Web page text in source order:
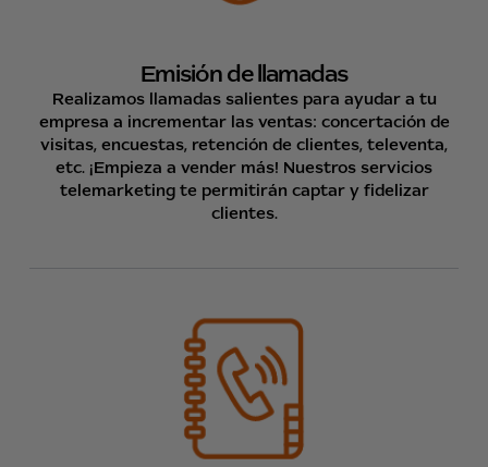
Emisión de llamadas
Realizamos llamadas salientes para ayudar a tu
empresa a incrementar las ventas: concertación de
visitas, encuestas, retención de clientes, televenta,
etc. ¡Empieza a vender más! Nuestros servicios
telemarketing te permitirán captar y fidelizar
clientes.